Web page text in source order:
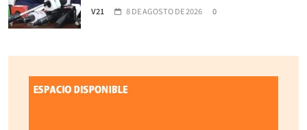
V21 8 DE AGOSTO DE 2026 0